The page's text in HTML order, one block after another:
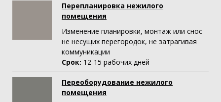
Перепланировка нежилого
помещения
Изменение планировки, монтаж или снос
не несущих перегородок, не затрагивая
коммуникации
Срок: 12-15 рабочих дней
Переоборудование нежилого
помещения